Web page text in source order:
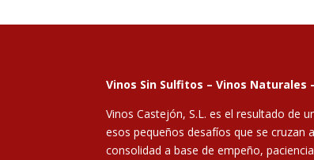
Vinos Sin Sulfitos – Vinos Naturales
Vinos Castejón, S.L. es el resultado de
esos pequeños desafíos que se cruzan
consolidad a base de empeño,